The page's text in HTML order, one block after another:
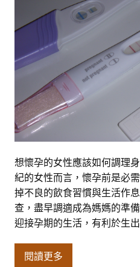
想懷孕的女性應該如何調理
紀的女性而言，懷孕前是必
掉不良的飲食習慣與生活作
查，盡早調適成為媽媽的準
迎接孕期的生活，有利於生
閱讀更多